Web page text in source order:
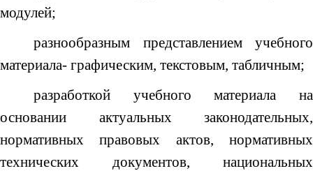
модулей;
разнообразным представлением учебного
материала- графическим, текстовым, табличным;
разработкой учебного материала на
основании актуальных законодательных,
нормативных правовых актов, нормативных
технических документов, национальных